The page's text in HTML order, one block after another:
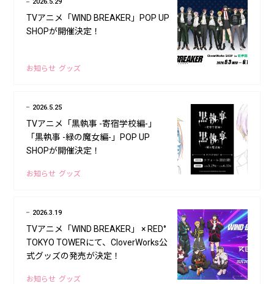
2026.5.29
TVアニメ「WIND BREAKER」POP UP
SHOPが開催決定！
お知らせ グッズ
2026.5.25
TVアニメ「黒執事 -寄宿学校編-」
「黒執事 -緑の魔女編-」POP UP
SHOPが開催決定！
お知らせ グッズ
2026.3.19
TVアニメ「WIND BREAKER」 × RED°
TOKYO TOWERにて、CloverWorks公
式グッズの発売が決定！
お知らせ グッズ